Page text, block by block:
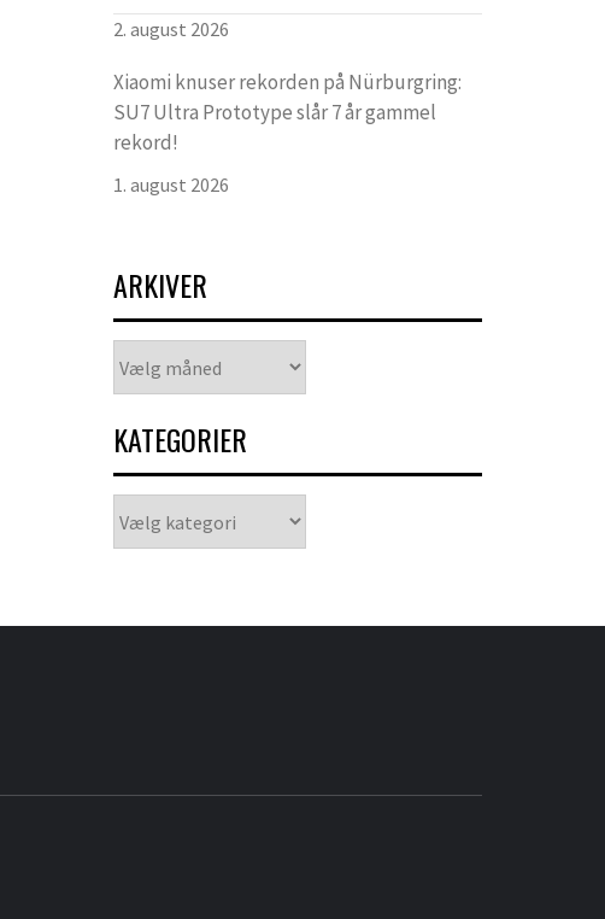
2. august 2026
Xiaomi knuser rekorden på Nürburgring:
SU7 Ultra Prototype slår 7 år gammel
rekord!
1. august 2026
ARKIVER
KATEGORIER